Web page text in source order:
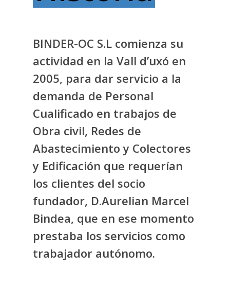
BINDER-OC S.L comienza su
actividad en la Vall d’uxó en
2005, para dar servicio a la
demanda de Personal
Cualificado en trabajos de
Obra civil, Redes de
Abastecimiento y Colectores
y Edificación que requerían
los clientes del socio
fundador, D.Aurelian Marcel
Bindea, que en ese momento
prestaba los servicios como
trabajador autónomo.